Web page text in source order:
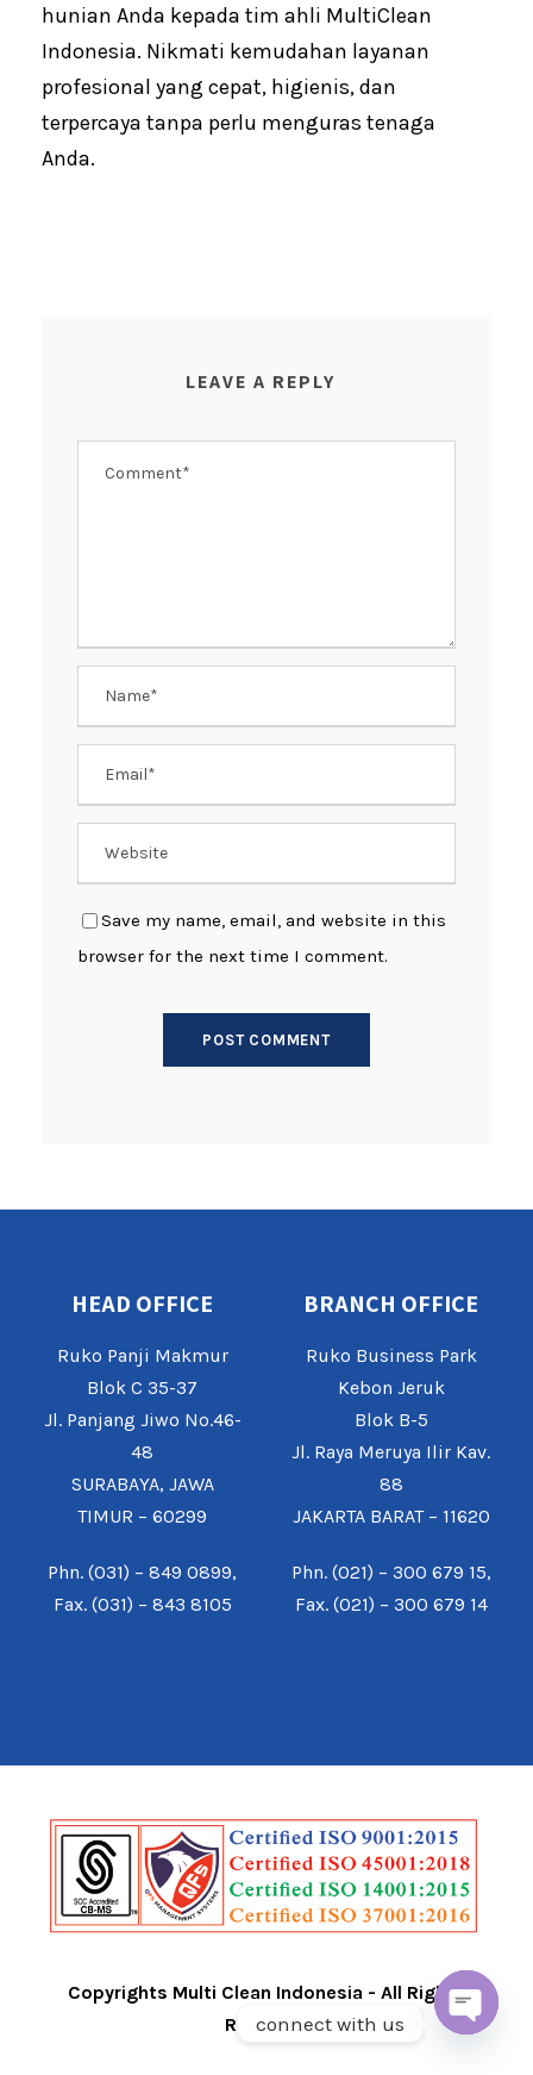
hunian Anda kepada tim ahli MultiClean
Indonesia. Nikmati kemudahan layanan
profesional yang cepat, higienis, dan
terpercaya tanpa perlu menguras tenaga
Anda.
LEAVE A REPLY
Save my name, email, and website in this
browser for the next time I comment.
HEAD OFFICE
Ruko Panji Makmur
Blok C 35-37
Jl. Panjang Jiwo No.46-
48
SURABAYA, JAWA
TIMUR – 60299
Phn. (031) – 849 0899,
Fax. (031) – 843 8105
BRANCH OFFICE
Ruko Business Park
Kebon Jeruk
Blok B-5
Jl. Raya Meruya Ilir Kav.
88
JAKARTA BARAT – 11620
Phn. (021) – 300 679 15,
Fax. (021) – 300 679 14
Copyrights Multi Clean Indonesia - All Rights
Reserved
connect with us